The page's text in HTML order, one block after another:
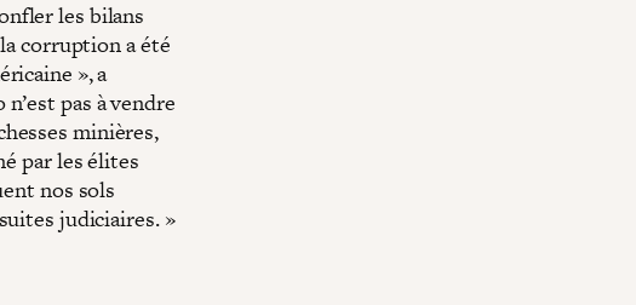
les bilans
corruption a été
», a
pas à vendre
minières,
par les élites
nos sols
judiciaires. »